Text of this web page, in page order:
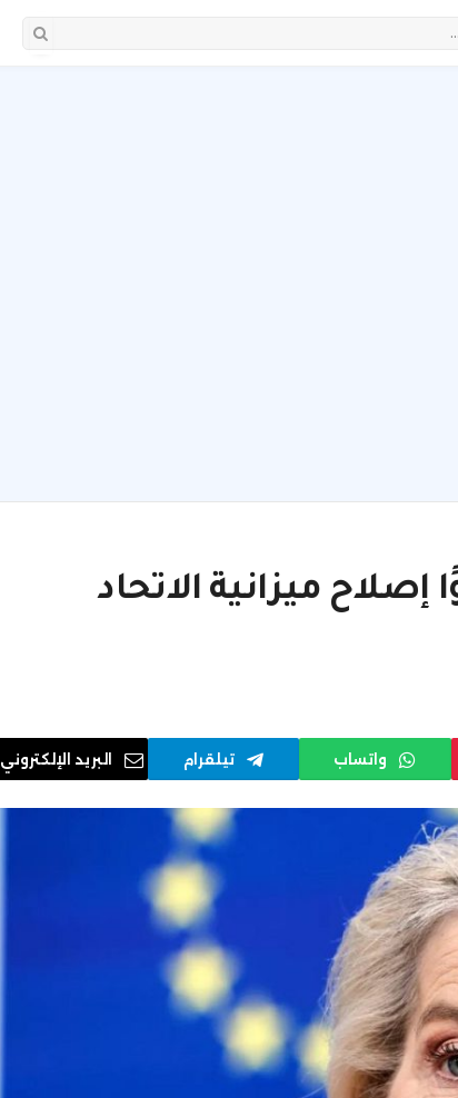
ميزانية الاتحاد
واتساب تيلقرام البريد الإلكتروني